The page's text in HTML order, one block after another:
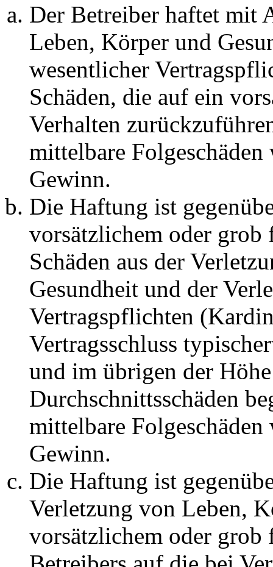
Der Betreiber haftet mit
Leben, Körper und
wesentlicher
Schäden, die auf ein
Verhalten
mittelbare Folgeschäden
Gewinn.
Die Haftung ist
vorsätzlichem oder grob
Schäden aus der
Gesundheit und der
Vertragspflichten
Vertragsschluss
und im übrigen der
Durchschnittsschäden
mittelbare Folgeschäden
Gewinn.
Die Haftung ist
Verletzung von Leben,
vorsätzlichem oder grob